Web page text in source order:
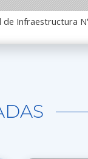
de Infraestructura